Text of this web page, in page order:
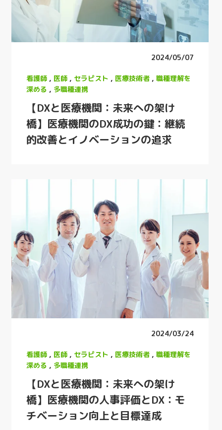
2024/05/07
看護師 , 医師 , セラピスト , 医療技術者 , 職種理解を
深める , 多職種連携
【DXと医療機関：未来への架け
橋】医療機関のDX成功の鍵：継続
的改善とイノベーションの追求
2024/03/24
看護師 , 医師 , セラピスト , 医療技術者 , 職種理解を
深める , 多職種連携
【DXと医療機関：未来への架け
橋】医療機関の人事評価とDX：モ
チベーション向上と目標達成